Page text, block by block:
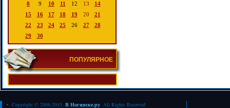
8
9 10 11 12 13
14
15
16 17 18 19 20
21
22
23 24 25 26 27
28
29
30
ПОПУЛЯРНОЕ
• Copyright © 2008-2015. В Ногинске.ру. All Rights Reserved